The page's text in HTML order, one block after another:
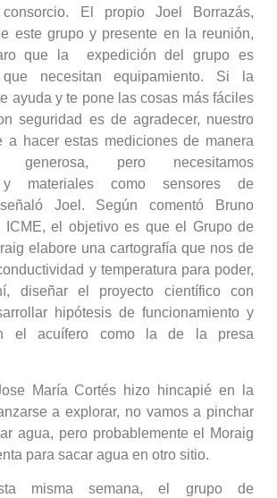
El propio Joel Borrazás,
este grupo y presente en la reunión,
que la expedición del grupo es
necesitan equipamiento. Si la
ayuda y te pone las cosas más fáciles
seguridad es de agradecer, nuestro
a hacer estas mediciones de manera
generosa, pero necesitamos
y materiales como sensores de
señaló Joel. Según comentó Bruno
ICME, el objetivo es que el Grupo de
elabore una cartografía que nos de
y temperatura para poder,
diseñar el proyecto científico con
hipótesis de funcionamiento y
el acuífero como la de la presa
María Cortés hizo hincapié en la
a explorar, no vamos a pinchar
agua, pero probablemente el Moraig
para sacar agua en otro sitio.
misma semana, el grupo de